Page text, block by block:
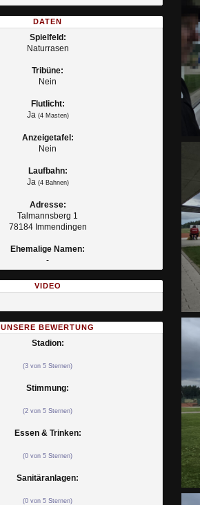
DATEN
Spielfeld:
Naturrasen
Tribüne:
Nein
Flutlicht:
Ja (4 Masten)
Anzeigetafel:
Nein
Laufbahn:
Ja (4 Bahnen)
Adresse:
Talmannsberg 1
78184 Immendingen
Ehemalige Namen:
-
VIDEO
UNSERE BEWERTUNG
Stadion:
(3 von 5 Sternen)
Stimmung:
(2 von 5 Sternen)
Essen & Trinken:
(0 von 5 Sternen)
Sanitäranlagen:
(0 von 5 Sternen)